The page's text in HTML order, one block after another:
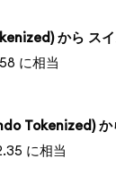
から スイ
に相当
Tokenized) か
に相当